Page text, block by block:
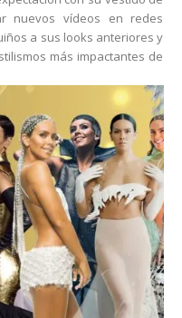
nuevos vídeos en redes
a sus looks anteriores y
más impactantes de